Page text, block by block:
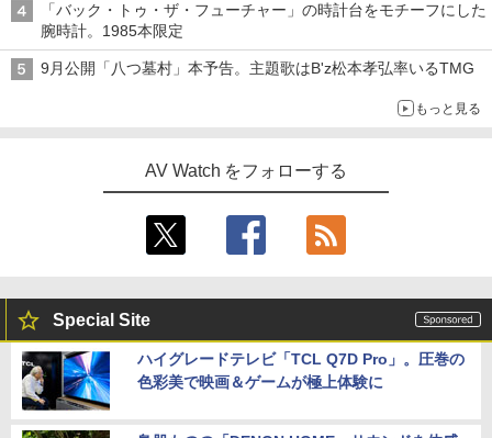
「バック・トゥ・ザ・フューチャー」の時計台をモチーフにした
腕時計。1985本限定
9月公開「八つ墓村」本予告。主題歌はB'z松本孝弘率いるTMG
もっと見る
AV Watch をフォローする
Special Site
ハイグレードテレビ「TCL Q7D Pro」。圧巻の
色彩美で映画＆ゲームが極上体験に